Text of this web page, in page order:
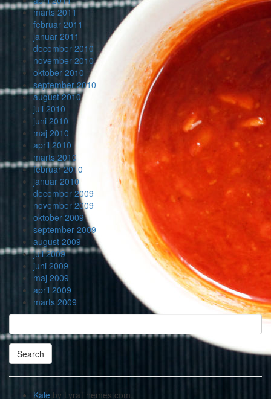
marts 2011
februar 2011
januar 2011
december 2010
november 2010
oktober 2010
september 2010
august 2010
juli 2010
juni 2010
maj 2010
april 2010
marts 2010
februar 2010
januar 2010
december 2009
november 2009
oktober 2009
september 2009
august 2009
juli 2009
juni 2009
maj 2009
april 2009
marts 2009
Search
Kale by LyraThemes.com.